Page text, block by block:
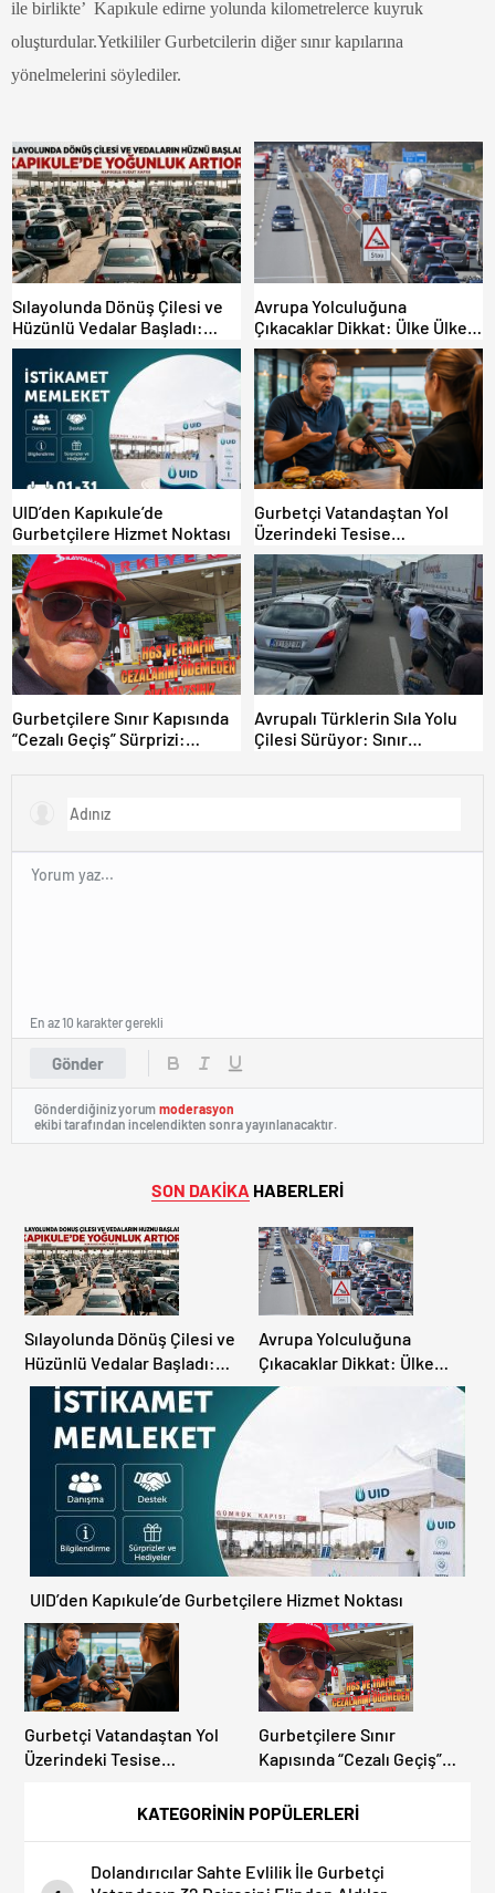
ile birlikte’ Kapıkule edirne yolunda kilometrelerce kuyruk
oluşturdular.Yetkililer Gurbetcilerin diğer sınır kapılarına
yönelmelerini söylediler.
Sılayolunda Dönüş Çilesi ve
Hüzünlü Vedalar Başladı:
Kapıkule’de Yoğunluk Artıyor!
Avrupa Yolculuğuna
Çıkacaklar Dikkat: Ülke Ülke
Güncel Trafik Kuralları,
Avrupa Otoyol Hız Limitleri
UID’den Kapıkule’de
Gurbetçilere Hizmet Noktası
Gurbetçi Vatandaştan Yol
Üzerindeki Tesise
Dolandırıcılık İddiası:
“Hesabınızı Mutlaka Kontrol
Edin”
Gurbetçilere Sınır Kapısında
“Cezalı Geçiş” Sürprizi:
Avrupalı Türklerin Sıla Yolu
Çilesi Sürüyor: Sınır
Gönder
En az 10 karakter gerekli
Gönderdiğiniz yorum moderasyon
ekibi tarafından incelendikten sonra yayınlanacaktır.
SON DAKİKA HABERLERİ
KATEGORİNİN POPÜLERLERİ
Dolandırıcılar Sahte Evlilik İle Gurbetçi
Sılayolunda Dönüş Çilesi ve
Hüzünlü Vedalar Başladı:
Kapıkule’de Yoğunluk
Artıyor!
Avrupa Yolculuğuna
Çıkacaklar Dikkat: Ülke
Ülke Güncel Trafik Kuralları,
Avrupa Otoyol Hız Limitleri
UID’den Kapıkule’de Gurbetçilere Hizmet Noktası
Gurbetçi Vatandaştan Yol
Üzerindeki Tesise
“Hesabınızı Mutlaka Kontrol
Gurbetçilere Sınır
Kapısında “Cezalı Geçiş”
Dışına Çıkamıyor!